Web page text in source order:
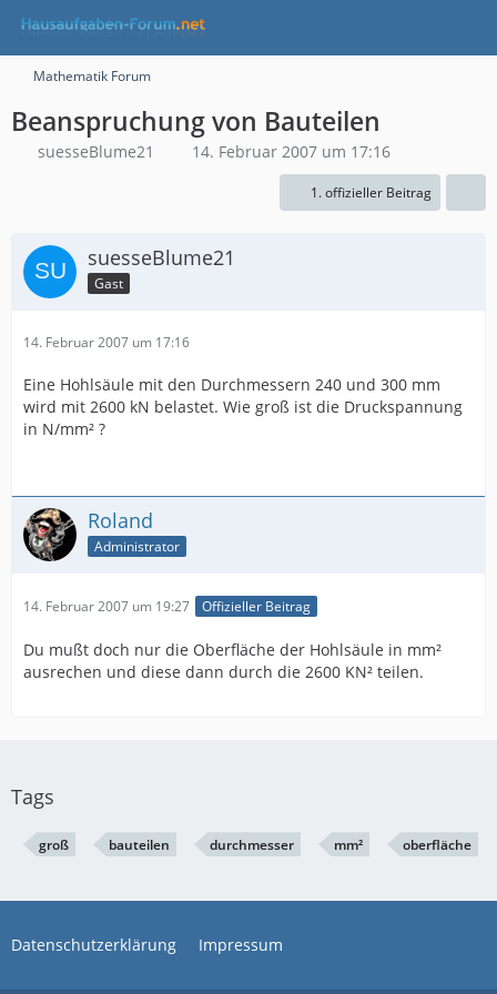
Mathematik Forum
Beanspruchung von Bauteilen
suesseBlume21 14. Februar 2007 um 17:16
1. offizieller Beitrag
suesseBlume21
Gast
14. Februar 2007 um 17:16
Eine Hohlsäule mit den Durchmessern 240 und 300 mm
wird mit 2600 kN belastet. Wie groß ist die Druckspannung
in N/mm² ?
Roland
Administrator
14. Februar 2007 um 19:27 Offizieller Beitrag
Du mußt doch nur die Oberfläche der Hohlsäule in mm²
ausrechen und diese dann durch die 2600 KN² teilen.
Tags
groß bauteilen durchmesser mm² oberfläche
Datenschutzerklärung Impressum